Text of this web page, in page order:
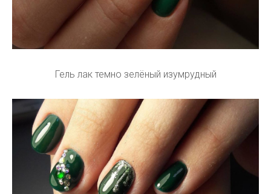
Гель лак темно зелёный изумрудный